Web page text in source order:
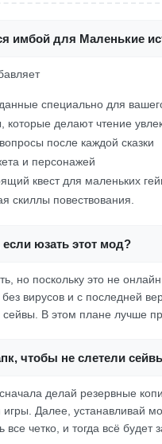
имбой для Маленькие
специально для
которые делают чтение
после каждой сказки
и персонажей
квест для маленьких
скиллы повествования.
юзать этот мод?
но поскольку это не
вирусов и с последней
В этом плане лучше
чтобы не слетели
делай резервные
Далее, устанавливай
четко, и тогда всё будет